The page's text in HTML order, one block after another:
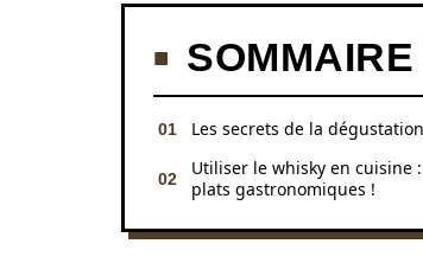
SOMMAIRE
Les secrets de la
Utiliser le whisky en cuisine
plats gastronomiques !